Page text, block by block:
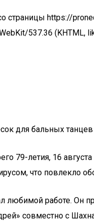
страницы https://
537.36 (KHTML,
для бальных
79-летия, 16
что повлекло
любимой работе. Он
совместно с